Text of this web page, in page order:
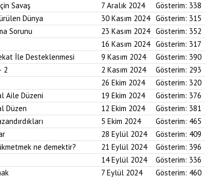
Savaş 7 Aralık 2024 Gösterim: 338
Dünya 30 Kasım 2024 Gösterim: 315
Sorunu 23 Kasım 2024 Gösterim: 352
16 Kasım 2024 Gösterim: 317
İle Desteklenmesi 9 Kasım 2024 Gösterim: 390
2 2 Kasım 2024 Gösterim: 293
26 Ekim 2024 Gösterim: 320
Aile Düzeni 19 Ekim 2024 Gösterim: 376
Düzen 12 Ekim 2024 Gösterim: 381
5 Ekim 2024 Gösterim: 465
28 Eylül 2024 Gösterim: 409
ne demektir? 21 Eylül 2024 Gösterim: 396
14 Eylül 2024 Gösterim: 336
7 Eylül 2024 Gösterim: 460